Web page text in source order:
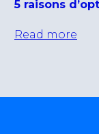
5 raisons
Read more